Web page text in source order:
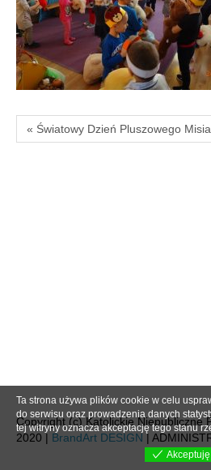
« Światowy Dzień Pluszowego
Copyright (c) Katolickie Niepubliczne
2020 | BrandArt DESIGN |
Ta strona używa plików cookie w celu
do serwisu oraz prowadzenia danych
tej witryny oznacza akceptację tego stanu
Akceptuję